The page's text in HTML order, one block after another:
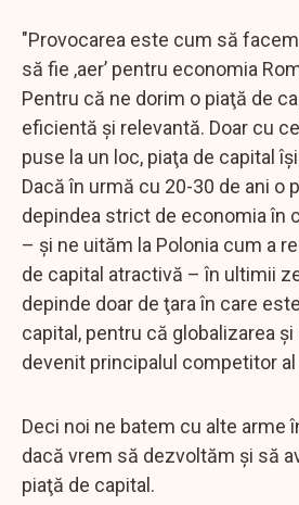
"Provocarea este cum să
să fie ‚aer’ pentru economia
Pentru că ne dorim o piaţă de
eficientă şi relevantă. Doar cu
puse la un loc, piaţa de capital
Dacă în urmă cu 20-30 de ani o
depindea strict de economia în
– şi ne uităm la Polonia cum a
de capital atractivă – în ultimii
depinde doar de ţara în care
capital, pentru că globalizarea
devenit principalul competitor
Deci noi ne batem cu alte arme
dacă vrem să dezvoltăm şi să
piaţă de capital.